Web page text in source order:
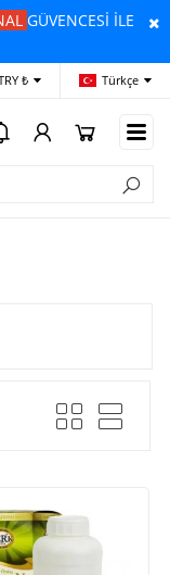
GÜVENCESİ İLE
₺ Türkçe